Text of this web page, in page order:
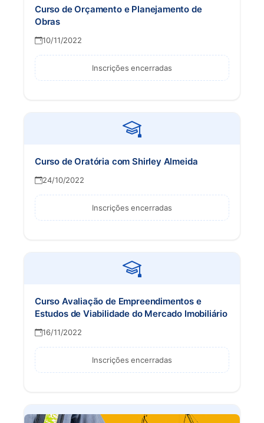
Curso de Orçamento e Planejamento de
Obras
10/11/2022
Inscrições encerradas
Curso de Oratória com Shirley Almeida
24/10/2022
Inscrições encerradas
Curso Avaliação de Empreendimentos e
Estudos de Viabilidade do Mercado Imobiliário
16/11/2022
Inscrições encerradas